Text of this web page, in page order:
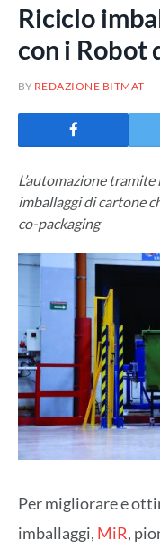
Riciclo
con i Robot
BY REDAZIONE BITMAT
L’automazione
imballaggi di cartone
co-packaging
Per migliorare e
imballaggi, MiR,